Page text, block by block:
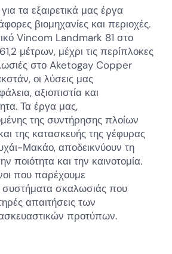
τα εξαιρετικά μας έργα
βιομηχανίες και περιοχές.
Vincom Landmark 81 στο
μέτρων, μέχρι τις περίπλοκες
στο Aketogay Copper
οι λύσεις μας
αξιοπιστία και
Τα έργα μας,
της συντήρησης πλοίων
της κατασκευής της γέφυρας
Μακάο, αποδεικνύουν τη
ποιότητα και την καινοτομία.
που παρέχουμε
σκαλωσιάς που
απαιτήσεις των
προτύπων.